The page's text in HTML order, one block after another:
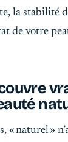
la stabilité
de votre
« naturel »